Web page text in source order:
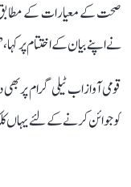
صحت کے معیارات کے
نے اپنے بیان کے اختتام پر
قومی آواز اب ٹیلی گرام پر
کو جوائن کرنے کے لئے